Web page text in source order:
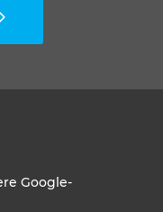
Google-